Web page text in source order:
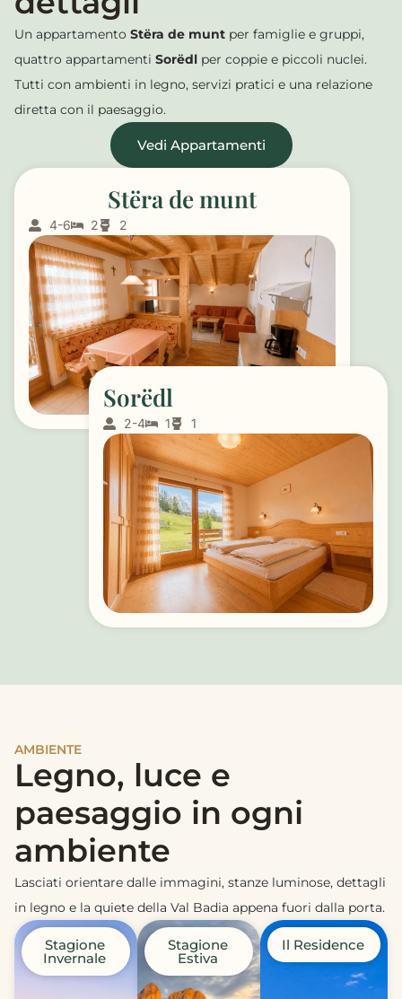
Un appartamento Stëra de munt per famiglie e gruppi,
quattro appartamenti Sorëdl per coppie e piccoli nuclei.
Tutti con ambienti in legno, servizi pratici e una relazione
diretta con il paesaggio.
Vedi Appartamenti
Stëra de munt
4-6 2 2
Sorëdl
2-4 1 1
AMBIENTE
Legno, luce e
paesaggio in ogni
ambiente
Lasciati orientare dalle immagini, stanze luminose, dettagli
in legno e la quiete della Val Badia appena fuori dalla porta.
Stagione
Invernale
Stagione
Estiva
Il Residence